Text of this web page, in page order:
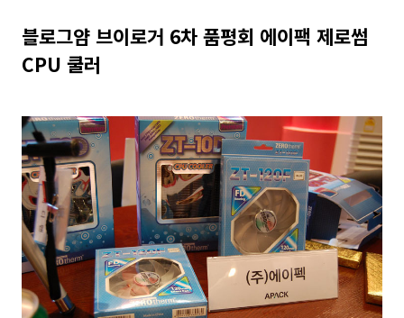
블로그얌 브이로거 6차 품평회 에이팩 제로썸
CPU 쿨러